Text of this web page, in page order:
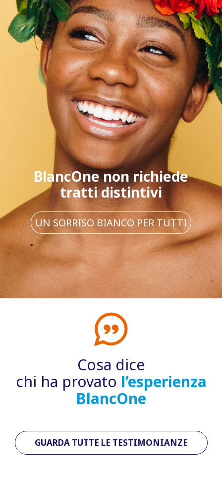
BlancOne non richiede
tratti distintivi
UN SORRISO BIANCO PER TUTTI
Cosa dice
chi ha provato l’esperienza
BlancOne
GUARDA TUTTE LE TESTIMONIANZE